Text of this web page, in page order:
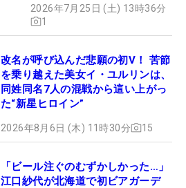
2026年7月25日 (土) 13時36分
1
改名が呼び込んだ悲願の初V！ 苦節
を乗り越えた美女イ・ユルリンは、
同姓同名7人の混戦から這い上がっ
た“新星ヒロイン”
2026年8月6日 (木) 11時30分 15
「ビール注ぐのむずかしかった…」
江口紗代が北海道で初ビアガーデ